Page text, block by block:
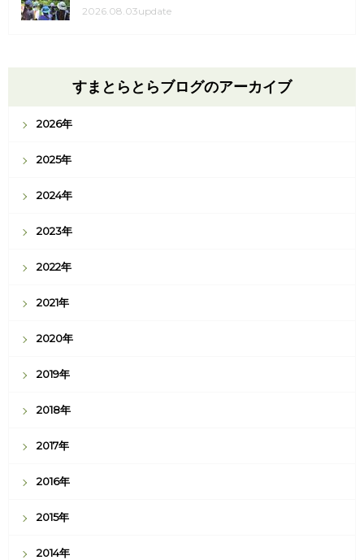
2026.08.03update
すまとらとらブログのアーカイブ
2026年
2025年
2024年
2023年
2022年
2021年
2020年
2019年
2018年
2017年
2016年
2015年
2014年